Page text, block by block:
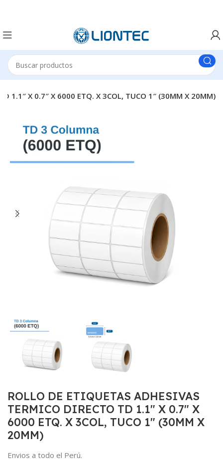
1.1″ X 0.7″ X 6000 ETQ. X 3COL, TUCO 1″ (30MM X 20MM)
ROLLO DE ETIQUETAS ADHESIVAS
TERMICO DIRECTO TD 1.1″ X 0.7″ X
6000 ETQ. X 3COL, TUCO 1″ (30MM X
20MM)
Envios a todo el Perú.